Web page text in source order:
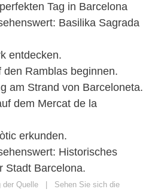
Tag in Barcelona
Basilika Sagrada
entdecken.
den Ramblas beginnen.
am Strand von Barceloneta.
dem Mercat de la
erkunden.
Historisches
Stadt Barcelona.
der Quelle
Sehen Sie sich die